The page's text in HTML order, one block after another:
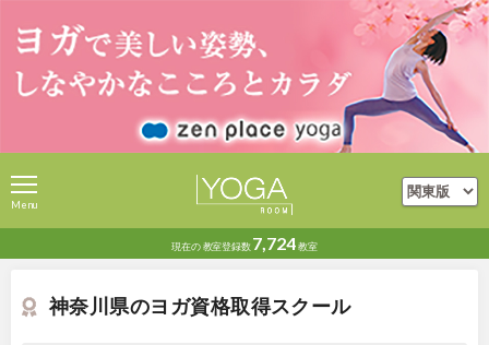
現在の教室登録数 7,724教室
Menu
神奈川県のヨガ資格取得スクール